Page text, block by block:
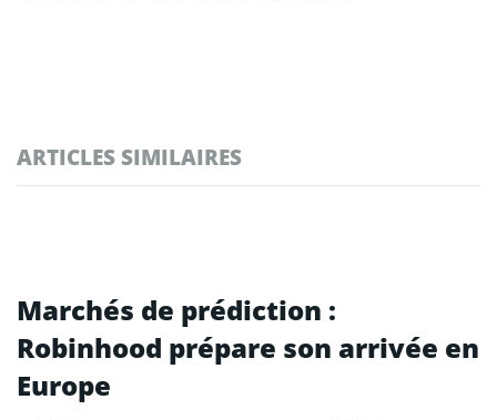
ARTICLES SIMILAIRES
Marchés de prédiction :
Robinhood prépare son arrivée en
Europe